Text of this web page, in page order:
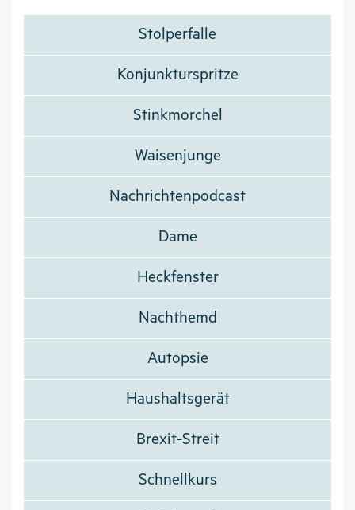
Stolperfalle
Konjunkturspritze
Stinkmorchel
Waisenjunge
Nachrichtenpodcast
Dame
Heckfenster
Nachthemd
Autopsie
Haushaltsgerät
Brexit-Streit
Schnellkurs